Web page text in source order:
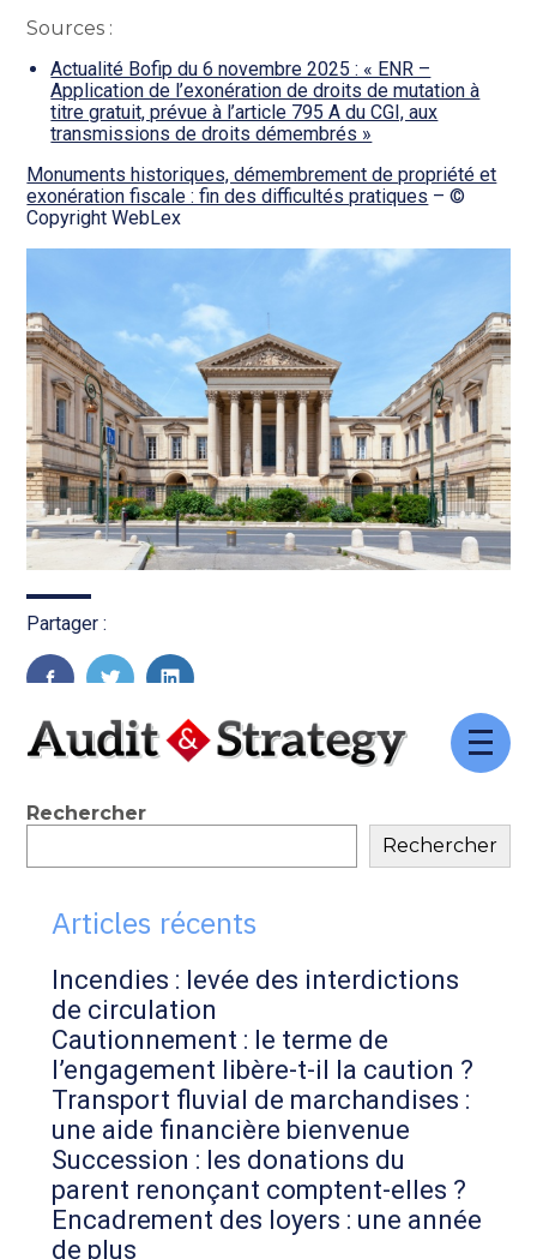
Aller
Sources :
Actualité Bofip du 6 novembre 2025 : « ENR –
Application de l’exonération de droits de mutation à
titre gratuit, prévue à l’article 795 A du CGI, aux
transmissions de droits démembrés »
Monuments historiques, démembrement de propriété et
exonération fiscale : fin des difficultés pratiques – ©
Copyright WebLex
Partager :
Blog
sidebar
Rechercher
Rechercher
Articles récents
Incendies : levée des interdictions
de circulation
Cautionnement : le terme de
l’engagement libère-t-il la caution ?
Transport fluvial de marchandises :
une aide financière bienvenue
Succession : les donations du
parent renonçant comptent-elles ?
Encadrement des loyers : une année
de plus